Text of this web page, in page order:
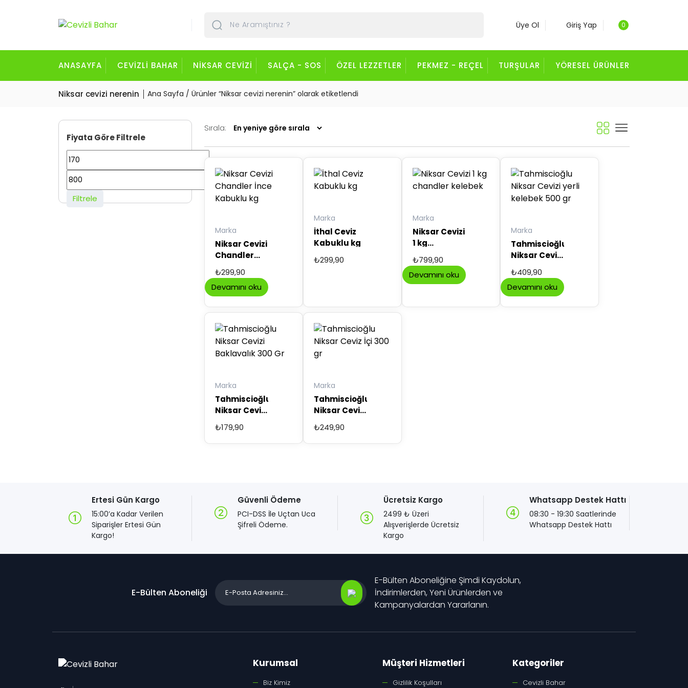
Üye Ol Giriş Yap 0
ANASAYFA CEVIZLI BAHAR NIKSAR CEVIZI SALÇA - SOS ÖZEL LEZZETLER PEKMEZ - REÇEL TURŞULAR YÖRESEL ÜRÜNLER
Niksar cevizi nerenin Ana Sayfa / Ürünler “Niksar cevizi nerenin” olarak etiketlendi
Fiyata Göre Filtrele
En
düşük
fiyat
En
yüksek
Filtrele
Sırala:
Marka
Niksar Cevizi
Chandler
Kabuklu kg
₺299,90
Devamını oku
Marka
İthal Ceviz
Kabuklu kg
₺299,90
Marka
Niksar Cevizi
1 kg
kelebek
₺799,90
Devamını oku
Marka
Tahmiscioğlu
Niksar Cevizi
500 gr
₺409,90
Devamını oku
Marka
Tahmiscioğlu
Niksar Cevizi
300 Gr
₺179,90
Marka
Tahmiscioğlu
Niksar Ceviz
₺249,90
Ertesi Gün Kargo
15:00’a Kadar Verilen
Siparişler Ertesi Gün
Kargo!
Güvenli Ödeme
PCI-DSS İle Uçtan Uca
Şifreli Ödeme.
Ücretsiz Kargo
2499 ₺ Üzeri
Alışverişlerde Ücretsiz
Kargo
Whatsapp Destek Hattı
08:30 - 19:30 Saatlerinde
Whatsapp Destek Hattı
E-Bülten Aboneliği
E-Bülten Aboneliğine Şimdi Kaydolun,
İndirimlerden, Yeni Ürünlerden ve
Kampanyalardan Yararlanın.
Kurumsal
Biz Kimiz
Müşteri Hizmetleri
Gizlilik Koşulları
Kategoriler
Cevizli Bahar